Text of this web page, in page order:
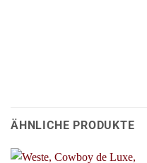
ÄHNLICHE PRODUKTE